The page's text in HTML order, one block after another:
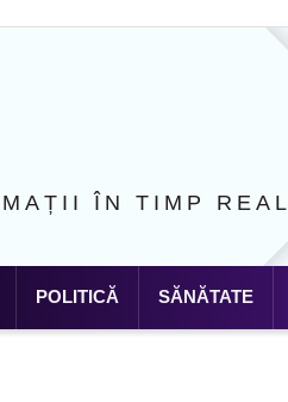
ÎN TIMP REAL
POLITICĂ SĂNĂTATE